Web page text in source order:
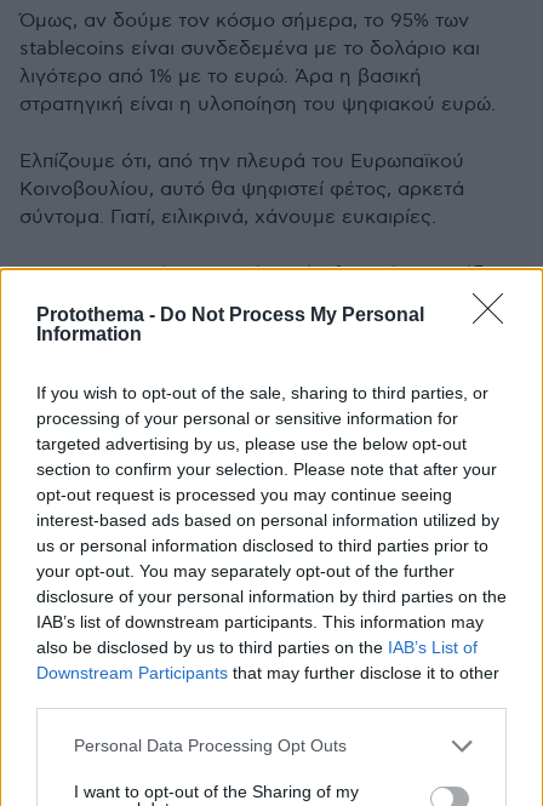
Protothema - Do Not Process My Personal
Information
If you wish to opt-out of the sale, sharing to third parties, or
processing of your personal or sensitive information for
targeted advertising by us, please use the below opt-out
section to confirm your selection. Please note that after your
opt-out request is processed you may continue seeing
interest-based ads based on personal information utilized by
us or personal information disclosed to third parties prior to
your opt-out. You may separately opt-out of the further
disclosure of your personal information by third parties on the
IAB’s list of downstream participants. This information may
also be disclosed by us to third parties on the IAB’s List of
Downstream Participants that may further disclose it to other
Please note that this website/app uses one or more Google
not limited to your visit or usage behaviour. You may click to
Personal Data Processing Opt Outs
I want to opt-out of the Sharing of my
Όμως, αν δούμε τον κόσμο σήμερα, το 95% των
stablecoins είναι συνδεδεμένα με το δολάριο και
λιγότερο από 1% με το ευρώ. Άρα η βασική
στρατηγική είναι η υλοποίηση του ψηφιακού ευρώ.
Ελπίζουμε ότι, από την πλευρά του Ευρωπαϊκού
Κοινοβουλίου, αυτό θα ψηφιστεί φέτος, αρκετά
σύντομα. Γιατί, ειλικρινά, χάνουμε ευκαιρίες.
Ο Enrico το ανέφερε σε ένα πάνελ, σε ένα συνέδριο
όπου βρισκόμασταν μαζί. Ένα από τα πράγματα που
άκουσα εκεί είναι ότι κάθε έξι μήνες που περνούν
Ευρωπαίους και για τον διεθνή ρόλο του ευρώ.
Γιατί, ειλικρινά, αν υπάρχει ένα πράγμα που
μπορούμε να υλοποιήσουμε για να ενισχύσουμε τον
διεθνή ρόλο του νομίσματός μας, είναι ακριβώς αυτό.
Για κάποιο λόγο, η Fed δεν έχει επιλέξει να
προχωρήσει σε ψηφιακό δολάριο. Προτάσσει κυρίως
ζητήματα ιδιωτικότητας, αλλά υποθέτω ότι αυτό είναι
εν μέρει και πολιτισμικό ζήτημα.
δευτερογενή οφέλη που αυτή μπορεί να φέρει, είναι
μια πολύ θετική εξέλιξη.